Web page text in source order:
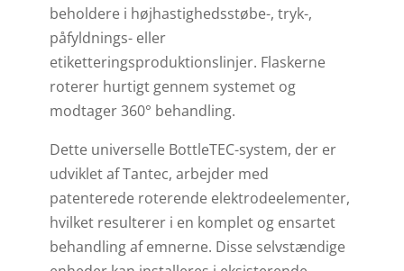
beholdere i højhastighedsstøbe-, tryk-,
påfyldnings- eller
etiketteringsproduktionslinjer. Flaskerne
roterer hurtigt gennem systemet og
modtager 360° behandling.
Dette universelle BottleTEC-system, der er
udviklet af Tantec, arbejder med
patenterede roterende elektrodeelementer,
hvilket resulterer i en komplet og ensartet
behandling af emnerne. Disse selvstændige